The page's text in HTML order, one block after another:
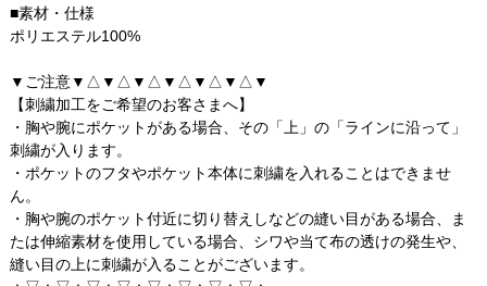
■素材・仕様
ポリエステル100%
▼ご注意▼△▼△▼△▼△▼△▼△▼
【刺繍加工をご希望のお客さまへ】
・胸や腕にポケットがある場合、その「上」の「ラインに沿って」
刺繍が入ります。
・ポケットのフタやポケット本体に刺繍を入れることはできませ
ん。
・胸や腕のポケット付近に切り替えしなどの縫い目がある場合、ま
たは伸縮素材を使用している場合、シワや当て布の透けの発生や、
縫い目の上に刺繍が入ることがございます。